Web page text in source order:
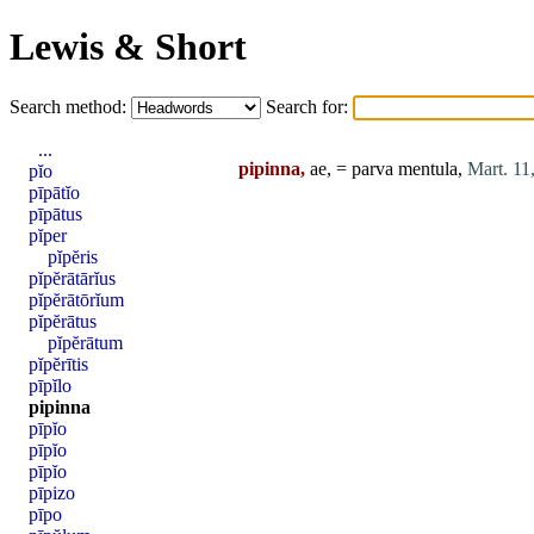
Lewis & Short
Search method: Search for:
pipinna, ae, = parva mentula, Mart.
...
pĭo
pīpātĭo
pīpātus
pĭper
pĭpĕris
pĭpĕrātārĭus
pĭpĕrātōrĭum
pĭpĕrātus
pĭpĕrātum
pĭpĕrītis
pīpĭlo
pipinna
pīpĭo
pīpĭo
pīpĭo
pīpizo
pīpo